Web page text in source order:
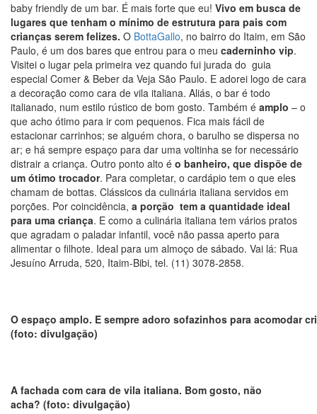
baby friendly de um bar. É mais forte que eu! Vivo em busca de
lugares que tenham o mínimo de estrutura para pais com
crianças serem felizes. O BottaGallo, no bairro do Itaim, em São
Paulo, é um dos bares que entrou para o meu caderninho vip.
Visitei o lugar pela primeira vez quando fui jurada do guia
especial Comer & Beber da Veja São Paulo. E adorei logo de cara
a decoração como cara de vila italiana. Aliás, o bar é todo
italianado, num estilo rústico de bom gosto. Também é amplo – o
que acho ótimo para ir com pequenos. Fica mais fácil de
estacionar carrinhos; se alguém chora, o barulho se dispersa no
ar; e há sempre espaço para dar uma voltinha se for necessário
distrair a criança. Outro ponto alto é o banheiro, que dispõe de
um ótimo trocador. Para completar, o cardápio tem o que eles
chamam de bottas. Clássicos da culinária italiana servidos em
porções. Por coincidência, a porção tem a quantidade ideal
para uma criança. E como a culinária italiana tem vários pratos
que agradam o paladar infantil, você não passa aperto para
alimentar o filhote. Ideal para um almoço de sábado. Vai lá: Rua
Jesuíno Arruda, 520, Itaim-Bibi, tel. (11) 3078-2858.
O espaço amplo. E sempre adoro sofazinhos para acomodar
(foto: divulgação)
A fachada com cara de vila italiana. Bom gosto, não
acha? (foto: divulgação)